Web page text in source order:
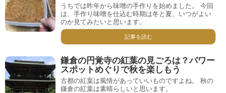
うちでは昨年から味噌の手作りを始めました。 今回
は、手作り味噌を仕込む時期は冬と夏、いつがよい
のか見てみたいと思います。
記事を読む
鎌倉の円覚寺の紅葉の見ごろは？パワー
スポットめぐりで秋を楽しもう
古都の紅葉は風情があっていいものですよね。 秋の
鎌倉の紅葉は素晴らしいと思います。